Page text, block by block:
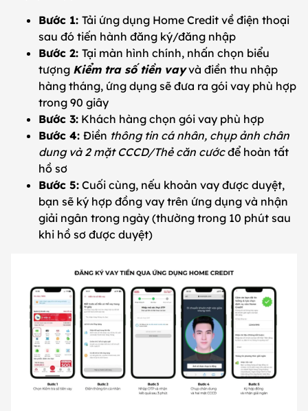
Bước 1: Tải ứng dụng Home Credit về điện thoại
sau đó tiến hành đăng ký/đăng nhập
Bước 2: Tại màn hình chính, nhấn chọn biểu
tượng Kiểm tra số tiền vayvà điền thu nhập
hàng tháng, ứng dụng sẽ đưa ra gói vay phù hợp
trong 90 giây
Bước 3: Khách hàng chọn gói vay phù hợp
Bước 4: Điền thông tin cá nhân, chụp ảnh chân
dung và 2 mặt CCCD/Thẻ căn cướcđể hoàn tất
hồ sơ
Bước 5: Cuối cùng, nếu khoản vay được duyệt,
bạn sẽ ký hợp đồng vay trên ứng dụng và nhận
giải ngân trong ngày (thường trong 10 phút sau
khi hồ sơ được duyệt)